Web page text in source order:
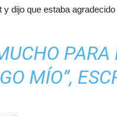
dijo que estaba
MÍO”,